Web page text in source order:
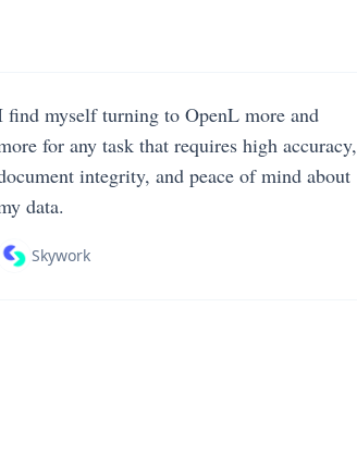
find myself turning to OpenL more and
for any task that requires high accuracy,
integrity, and peace of mind about
data.
Skywork